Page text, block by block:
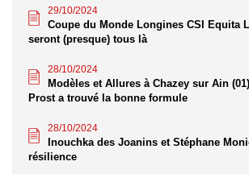
29/10/2024
Coupe du Monde Longines CSI Equita
seront (presque) tous là
28/10/2024
Modèles et Allures à Chazey sur Ain
Prost a trouvé la bonne formule
28/10/2024
Inouchka des Joanins et Stéphane
résilience